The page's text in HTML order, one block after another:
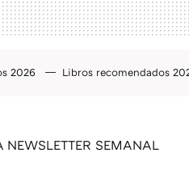
2026 Libros recomendados
NEWSLETTER SEMANAL